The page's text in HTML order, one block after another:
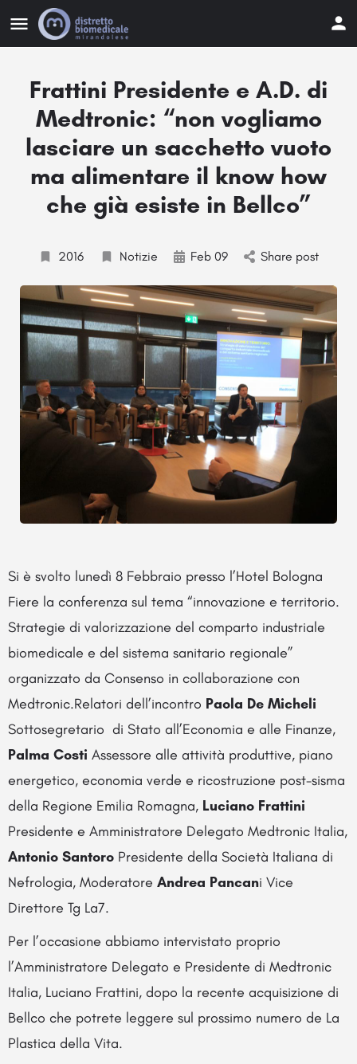
Frattini Presidente e A.D. di
Medtronic: “non vogliamo
lasciare un sacchetto vuoto
ma alimentare il know how
che già esiste in Bellco”
2016 Notizie Feb 09 Share post
Si è svolto lunedì 8 Febbraio presso l’Hotel Bologna
Fiere la conferenza sul tema “innovazione e territorio.
Strategie di valorizzazione del comparto industriale
biomedicale e del sistema sanitario regionale”
organizzato da Consenso in collaborazione con
Medtronic.Relatori dell’incontro Paola De Micheli
Sottosegretario di Stato all’Economia e alle Finanze,
Palma Costi Assessore alle attività produttive, piano
energetico, economia verde e ricostruzione post-sisma
della Regione Emilia Romagna, Luciano Frattini
Presidente e Amministratore Delegato Medtronic Italia,
Antonio Santoro Presidente della Società Italiana di
Nefrologia, Moderatore Andrea Pancani Vice
Direttore Tg La7.
Per l’occasione abbiamo intervistato proprio
l’Amministratore Delegato e Presidente di Medtronic
Italia, Luciano Frattini, dopo la recente acquisizione di
Bellco che potrete leggere sul prossimo numero de La
Plastica della Vita.